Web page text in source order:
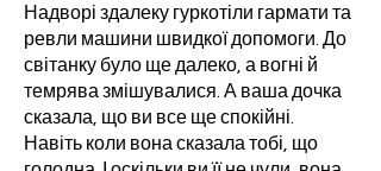
Надворі здалеку гуркотіли гармати та
ревли машини швидкої допомоги. До
світанку було ще далеко, а вогні й
темрява змішувалися. А ваша дочка
сказала, що ви все ще спокійні.
Навіть коли вона сказала тобі, що